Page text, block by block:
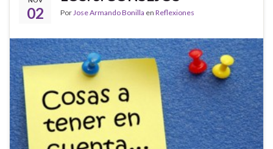
02 Por Jose Armando Bonilla en Reflexiones